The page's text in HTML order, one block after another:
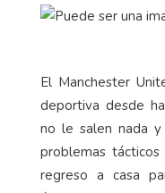
El Manchester
deportiva desde
no le salen nada
problemas
regreso a casa